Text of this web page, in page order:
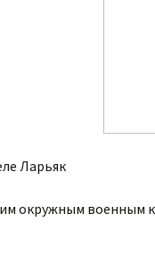
Ларьяк
окружным военным